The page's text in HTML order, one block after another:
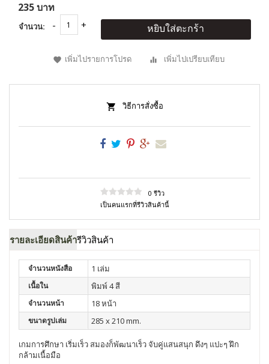
235 บาท
จำนวน: หยิบใส่ตะกร้า
เพิ่มไปรายการโปรด เพิ่มไปเปรียบเทียบ
วิธีการสั่งซื้อ
0 รีวิว
เป็นคนแรกที่รีวิวสินค้านี้
รายละเอียดสินค้ารีวิวสินค้า
จำนวนหนังสือ 1 เล่ม
เนื้อใน พิมพ์ 4 สี
จำนวนหน้า 18 หน้า
ขนาดรูปเล่ม 285 x 210 mm.
เกมการศึกษา เริ่มเร็ว สมองก็พัฒนาเร็ว จับคู่แสนสนุก ดึงๆ แปะๆ ฝึก
กล้ามเนื้อมือ